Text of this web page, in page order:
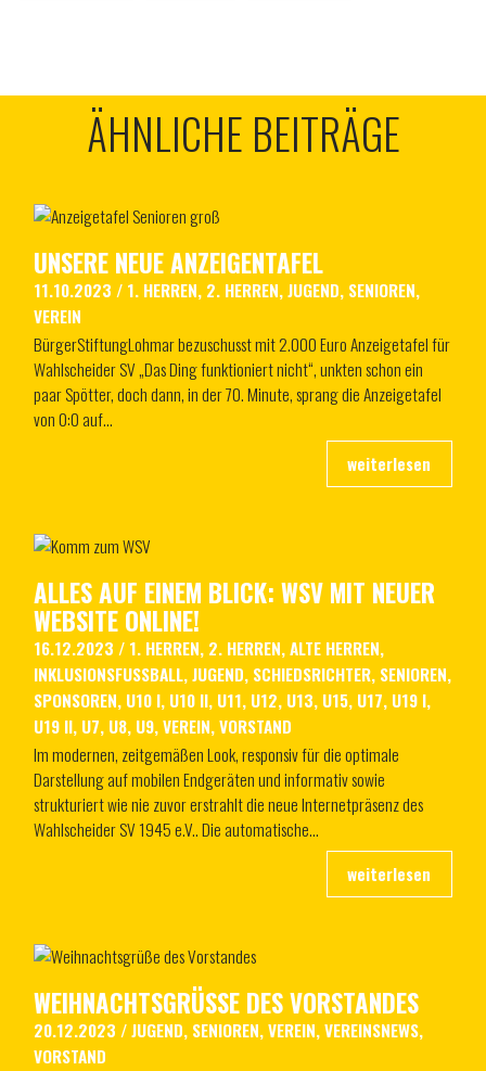
ÄHNLICHE BEITRÄGE
UNSERE NEUE ANZEIGENTAFEL
11.10.2023 / 1. HERREN, 2. HERREN,JUGEND, SENIOREN,
VEREIN
BürgerStiftungLohmar bezuschusst mit 2.000 Euro Anzeigetafel für
Wahlscheider SV „Das Ding funktioniert nicht“, unkten schon ein
paar Spötter, doch dann, in der 70. Minute, sprang die Anzeigetafel
von 0:0 auf…
ALLES AUF EINEM BLICK: WSV MIT NEUER
WEBSITE ONLINE!
16.12.2023 / 1. HERREN, 2. HERREN,ALTE HERREN,
INKLUSIONSFUSSBALL ,JUGEND, SCHIEDSRICHTER, SENIOREN,
SPONSOREN, U10 I, U10 II, U11, U12, U13, U15, U17, U19 I,
U19 II, U7, U8, U9,VEREIN,VORSTAND
Im modernen, zeitgemäßen Look, responsiv für die optimale
Darstellung auf mobilen Endgeräten und informativ sowie
strukturiert wie nie zuvor erstrahlt die neue Internetpräsenz des
Wahlscheider SV 1945 e.V.. Die automatische…
WEIHNACHTSGRÜSSE DES VORSTANDES
20.12.2023 /JUGEND, SENIOREN,VEREIN,VEREINSNEWS,
VORSTAND